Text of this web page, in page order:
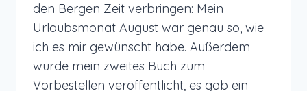
den Bergen Zeit verbringen: Mein
Urlaubsmonat August war genau so, wie
ich es mir gewünscht habe. Außerdem
wurde mein zweites Buch zum
Vorbestellen veröffentlicht, es gab ein